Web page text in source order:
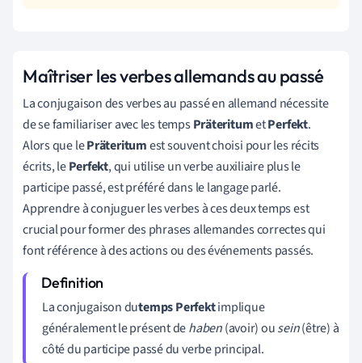
Maîtriser les verbes allemands au passé
La conjugaison des verbes au passé en allemand nécessite
de se familiariser avec les tempsPräteritumetPerfekt.
Alors que lePräteritumest souvent choisi pour les récits
écrits, lePerfekt, qui utilise un verbe auxiliaire plus le
participe passé, est préféré dans le langage parlé.
Apprendre à conjuguer les verbes à ces deux temps est
crucial pour former des phrases allemandes correctes qui
font référence à des actions ou des événements passés.
La conjugaison dutemps Perfektimplique
généralement le présent dehaben(avoir) ousein(être) à
côté du participe passé du verbe principal.